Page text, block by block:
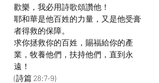
歡樂，我必用詩歌頌讚他！
耶和華是他百姓的力量，又是他受膏
者得救的保障。
求你拯救你的百姓，賜福給你的產
業，牧養他們，扶持他們，直到永
遠！
(詩篇 28:7-9)